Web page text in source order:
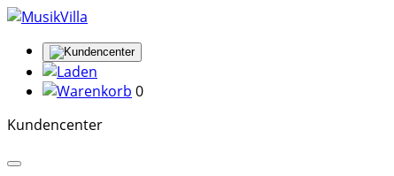
0
Kundencenter